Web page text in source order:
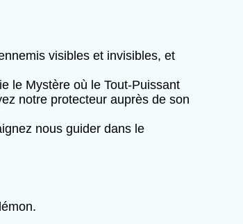
visibles et invisibles, et
le Mystère où le Tout-Puissant
notre protecteur auprès de son
nous guider dans le